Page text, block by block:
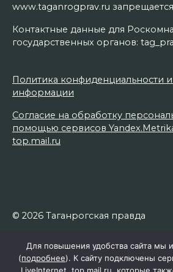
www.taganrogprav.ru
Контактные данные для
государственных органов:
Политика конфиденциальности
информации
Согласие на обработку
помощью сервисов
top.mail.ru
© 2026 Таганрогская правда
Для повышения удобства сайта мы
(подробнее). К сайту подключены